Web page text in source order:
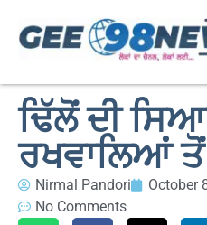
ਢਿੱਲੋਂ ਦੀ
ਰਖਵਾਲਿਆਂ ਤੋਂ
Nirmal Pandori October
No Comments